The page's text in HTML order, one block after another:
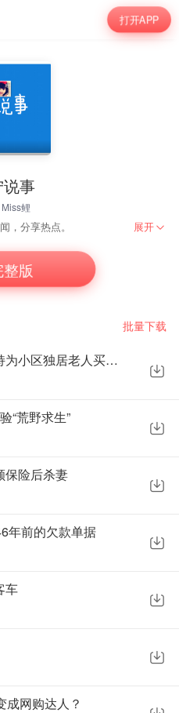
打开APP
事
Miss鲤
，分享热点。 展开
版
批量下载
季洪球：小区门卫，坚持为小区独居老人买菜20年之久
“荒野求生”
保险后杀妻
年前的欠款单据
车
成网购达人？